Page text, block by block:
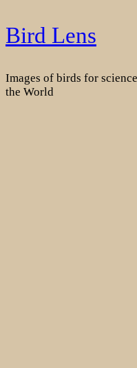
Skip
to
Bird Lens
Images of birds for
the World